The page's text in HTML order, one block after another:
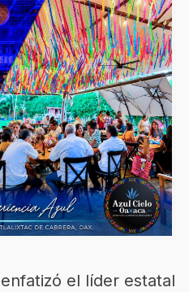
el líder estatal